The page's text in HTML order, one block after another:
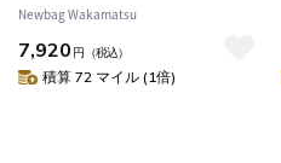
-03 メンズ
Newbag Wakamatsu
7,920 円 （税込）
積算 72 マイル (1倍)